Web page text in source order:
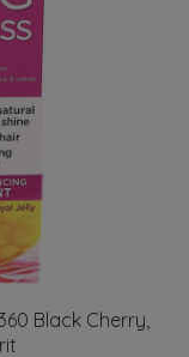
Black Cherry,